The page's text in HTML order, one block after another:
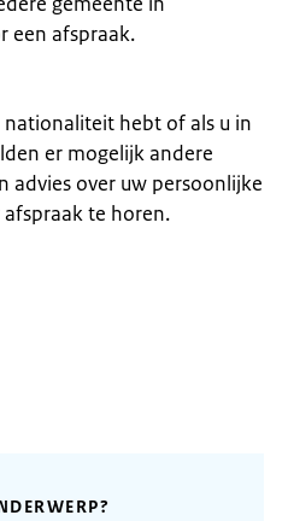
een afspraak.
nationaliteit hebt of als u in
er mogelijk andere
advies over uw persoonlijke
te horen.